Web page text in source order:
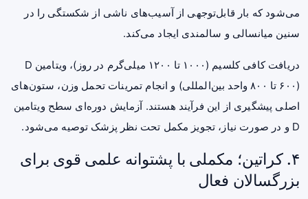
می‌شود که بار قابل‌توجهی از آسیب‌های ناشی از شکستگی را در
سنین میانسالی و سالمندی ایجاد می‌کند.
دریافت کافی کلسیم (۱۰۰۰ تا ۱۲۰۰ میلی‌گرم در روز)، ویتامین D
(۶۰۰ تا ۸۰۰ واحد بین‌المللی) و انجام تمرینات تحمل وزن، ستون‌های
اصلی پیشگیری از این فرآیند هستند. آزمایش دوره‌ای سطح ویتامین
D و در صورت نیاز، تجویز مکمل تحت نظر پزشک توصیه می‌شود.
۴. کراتین؛ مکملی با پشتوانه علمی قوی برای
بزرگسالان فعال